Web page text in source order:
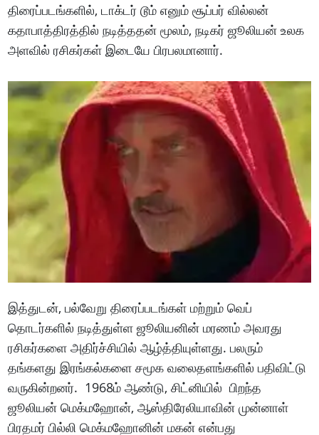
திரைப்படங்களில், டாக்டர் டூம் எனும் சூப்பர் வில்லன்
கதாபாத்திரத்தில் நடித்ததன் மூலம், நடிகர் ஜூலியன் உலக
அளவில் ரசிகர்கள் இடையே பிரபலமானார்.
இத்துடன், பல்வேறு திரைப்படங்கள் மற்றும் வெப்
தொடர்களில் நடித்துள்ள ஜூலியனின் மரணம் அவரது
ரசிகர்களை அதிர்ச்சியில் ஆழ்த்தியுள்ளது. பலரும்
தங்களது இரங்கல்களை சமூக வலைதளங்களில் பதிவிட்டு
வருகின்றனர். 1968ம் ஆண்டு, சிட்னியில் பிறந்த
ஜூலியன் மெக்மஹோன், ஆஸ்திரேலியாவின் முன்னாள்
பிரதமர் பில்லி மெக்மஹோனின் மகன் என்பது